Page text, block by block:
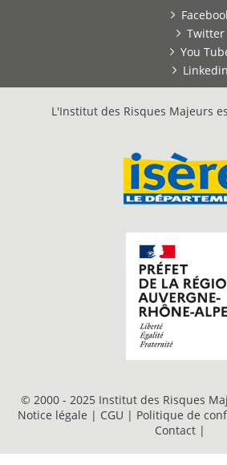
Twitter
You
Linkedin
L'Institut des Risques Majeurs
© 2000 - 2025 Institut des Risques
Notice légale | CGU | Politique de
Contact |